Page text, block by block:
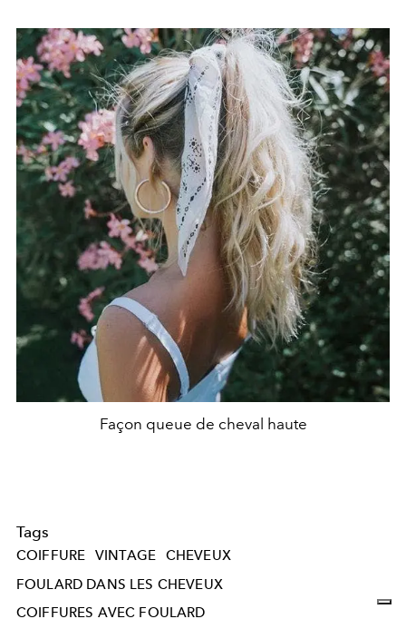
Façon queue de cheval haute
Tags
COIFFURE VINTAGE
CHEVEUX
FOULARD DANS LES CHEVEUX
COIFFURES AVEC FOULARD